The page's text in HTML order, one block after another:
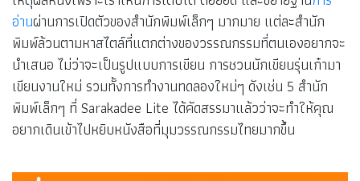
อ่านผ่านการเปิดตัวของสำนักพิมพ์เล็กๆ มากมาย แต่ละสำนัก
พิมพ์ล้วนตามหาสไตล์ที่แตกต่างของวรรณกรรมที่ตนเองอยากจะ
นำเสนอ ไม่ว่าจะเป็นรูปแบบการเขียน การชวนนักเขียนรุ่นเก๋ามา
เขียนงานใหม่ รวมทั้งการทำงานทดลองใหม่ๆ ดังเช่น 5 สำนัก
พิมพ์เล็กๆ ที่ Sarakadee Lite ได้คัดสรรมาแล้วว่าจะทำให้คุณ
อยากเดินเข้าไปหยิบหนังสือที่มุมวรรณกรรมไทยมากขึ้น